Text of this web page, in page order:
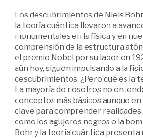
Los descubrimientos de Niels
la teoría cuántica llevaron a
monumentales en la física y en
comprensión de la estructura
el premio Nobel por su labor en
aún hoy, siguen impulsando a la
descubrimientos. ¿Pero qué es la
La mayoría de nosotros no
conceptos más básicos aunque en
clave para comprender
como los agujeros negros o la
Bohr y la teoría cuántica presenta